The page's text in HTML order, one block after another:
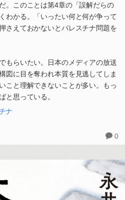
。このことは第4章の「誤解だらの
わかる。「いったい何と何が争って
さえておかないとパレスチナ問題を
もらいたい。日本のメディアの放送
図に目を奪われ本質を見逃してしま
こと理解できないことが多い。もっ
と思っている。
ナ
0